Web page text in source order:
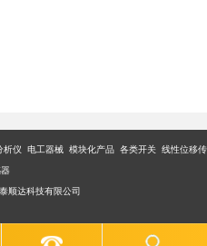
仪 电工器械 模块化产品 各类开关 线性位移传
顺达科技有限公司